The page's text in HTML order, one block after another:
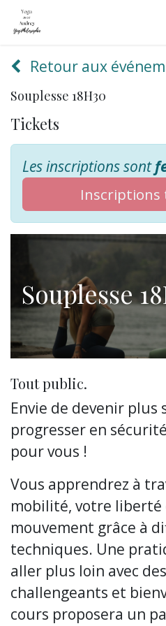
Retour aux
Souplesse 18H30
Tickets
Les inscriptions sont
Inscriptions
Souplesse
Tout public.
Envie de devenir plus
progresser en
pour vous !
Vous apprendrez à
mobilité, votre
mouvement grâce à
techniques. Une
aller plus loin avec
challengeants et
cours proposera un